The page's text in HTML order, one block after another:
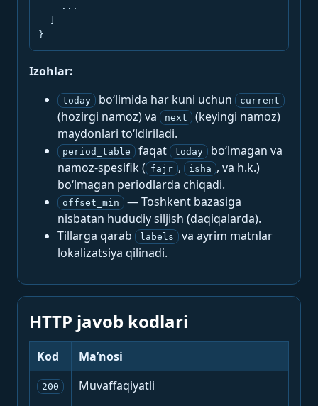
    ...
}
Izohlar:
today bo‘limida har kuni uchun current
(hozirgi namoz) va next
(keyingi namoz)
maydonlari to‘ldiriladi.
period_table faqat today
bo‘lmagan va
namoz-spesifik ( fajr , isha , va h.k.)
bo‘lmagan periodlarda chiqadi.
offset_min
— Toshkent bazasiga
nisbatan hududiy siljish (daqiqalarda).
Tillarga qarab
labels
va ayrim matnlar
lokalizatsiya qilinadi.
HTTP javob kodlari
Kod Ma’nosi
200 Muvaffaqiyatli